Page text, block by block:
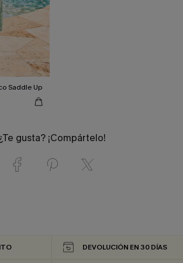
Saddle Up
gusta? ¡Compártelo!
DEVOLUCIÓN EN 30 DÍAS